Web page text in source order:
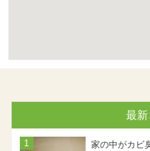
最新
家の中がカビ